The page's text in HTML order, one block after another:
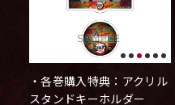
・各巻購入特典：アクリル
スタンドキーホルダー